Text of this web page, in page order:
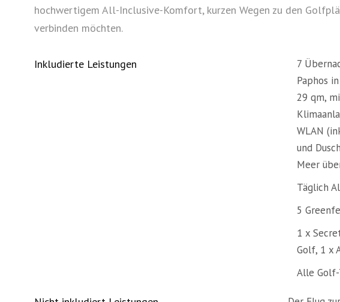
hochwertigem All-Inclusive-Komfort, kurzen Wegen zu den
verbinden möchten.
Inkludierte Leistungen
7
Paphos
29 qm,
WLAN
und
Meer
Täglich
5
1 x
Golf, 1 x
Alle